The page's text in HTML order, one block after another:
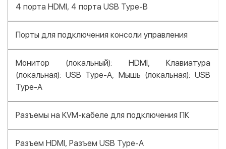
4 порта HDMI, 4 порта USB Type-B
Порты для подключения консоли управления
Монитор (локальный): HDMI, Клавиатура
(локальная): USB Type-A, Мышь (локальная): USB
Type-A
Разъемы на KVM-кабеле для подключения ПК
Разъем HDMI, Разъем USB Type-A